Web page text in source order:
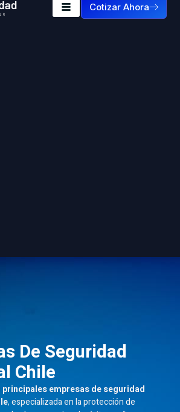
Cotizar Ahora
De Seguridad
Chile
principales empresas de seguridad
, especializada en la protección de